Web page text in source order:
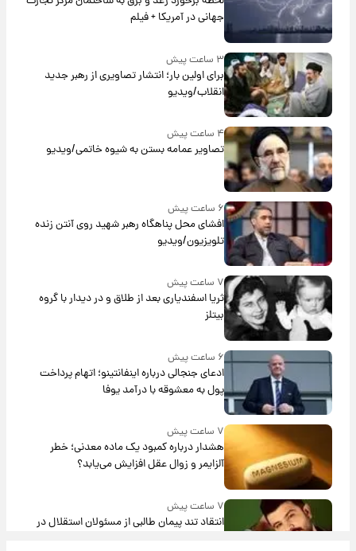
جهانی در آمریکا + فیلم
۳ ساعت پیش
برای اولین بار؛ انتشار تصاویری از رهبر جدید
انقلاب/ویدیو
۴ ساعت پیش
تصاویر عمامه بستن به شیوه خاتمی/ویدیو
۶ ساعت پیش
افشای محل پناهگاه‌ رهبر شهید روی آنتن زنده
تلویزیون/ویدیو
۷ ساعت پیش
ثریا اسفندیاری بعد از طلاق و در دیدار با گروه
بیتلز
۶ ساعت پیش
ادعای جنجالی درباره اینفانتینو؛ اتهام پرداخت
پول به معشوقه با درآمد یوفا
۷ ساعت پیش
هشدار درباره کمبود یک ماده معدنی؛ خطر
آلزایمر و زوال عقل افزایش می‌یابد؟
۷ ساعت پیش
انتقاد تند پیمان طالبی از مسئولان استقلال در